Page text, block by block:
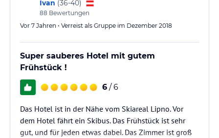
Ivan (36-40)
88 Bewertungen
Vor 7 Jahren • Verreist als Gruppe im Dezember 2018
Super sauberes Hotel mit gutem
Frühstück !
6 / 6
Das Hotel ist in der Nähe vom Skiareal Lipno. Vor
dem Hotel fährt ein Skibus. Das Frühstück ist sehr
gut, und für jeden etwas dabei. Das Zimmer ist groß